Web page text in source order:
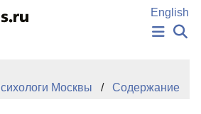
English
ИЗДАНИЯМосквы
Содержание